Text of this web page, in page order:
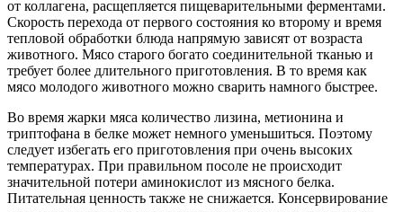
от коллагена, расщепляется пищеварительными ферментами.
Скорость перехода от первого состояния ко второму и время
тепловой обработки блюда напрямую зависят от возраста
животного. Мясо старого богато соединительной тканью и
требует более длительного приготовления. В то время как
мясо молодого животного можно сварить намного быстрее.
Во время жарки мяса количество лизина, метионина и
триптофана в белке может немного уменьшиться. Поэтому
следует избегать его приготовления при очень высоких
температурах. При правильном посоле не происходит
значительной потери аминокислот из мясного белка.
Питательная ценность также не снижается. Консервирование